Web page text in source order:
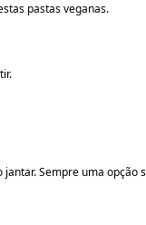
pastas veganas.
Sempre uma opção